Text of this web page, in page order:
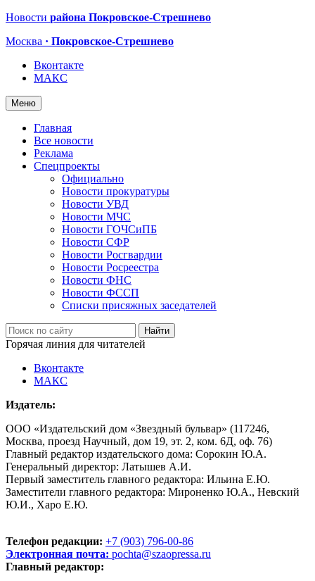
Новости района Покровское-Стрешнево
Москва · Покровское-Стрешнево
Вконтакте
МАКС
Меню
Главная
Все новости
Реклама
Спецпроекты
Официально
Новости прокуратуры
Новости УВД
Новости МЧС
Новости ГОЧСиПБ
Новости СФР
Новости Росгвардии
Новости Росреестра
Новости ФНС
Новости ФССП
Списки присяжных заседателей
Горячая линия для читателей
Вконтакте
МАКС
Издатель:
ООО «Издательский дом «Звездный бульвар» (117246,
Москва, проезд Научный, дом 19, эт. 2, ком. 6Д, оф. 76)
Главный редактор издательского дома: Сорокин Ю.А.
Генеральный директор: Латышев А.И.
Первый заместитель главного редактора: Ильина Е.Ю.
Заместители главного редактора: Мироненко Ю.А., Невский
Ю.И., Харо Е.Ю.
Телефон редакции: +7 (903) 796-00-86
Электронная почта: pochta@szaopressa.ru
Главный редактор: